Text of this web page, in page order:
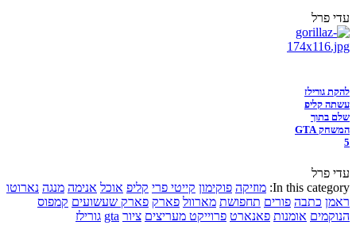
עדי פרל
להקת גורילז
עשתה קליפ
שלם בתוך
המשחק GTA
5
עדי פרל
In this category: מוזיקה פוקימון קייטי פרי קליפ אוכל אנימה מנגה נארוטו
ראמן כתבה פורים תחפושת מארוול פארק פארק שעשועים קמפוס
הנוקמים אומנות פאנארט פרוייקט מעריצים ציור gta גורילז